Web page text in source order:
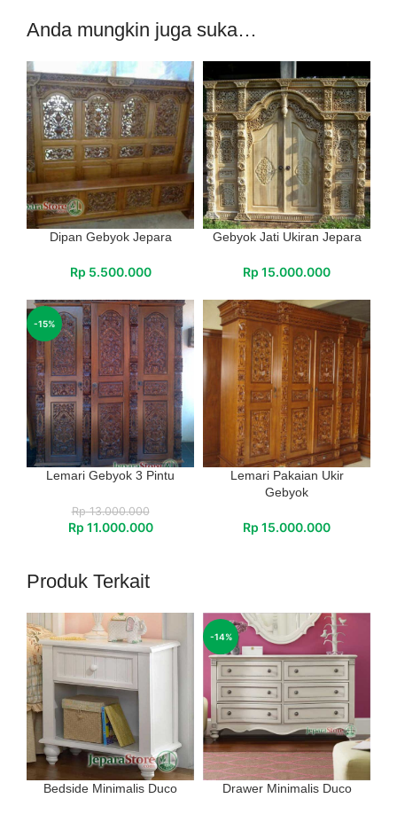
Anda mungkin juga suka…
Dipan Gebyok Jepara
Rp 5.500.000
Gebyok Jati Ukiran Jepara
Rp 15.000.000
-15%
Lemari Gebyok 3 Pintu
Rp13.000.000
Rp 11.000.000
Lemari Pakaian Ukir
Gebyok
Rp 15.000.000
Produk Terkait
Bedside Minimalis Duco
-14%
Drawer Minimalis Duco